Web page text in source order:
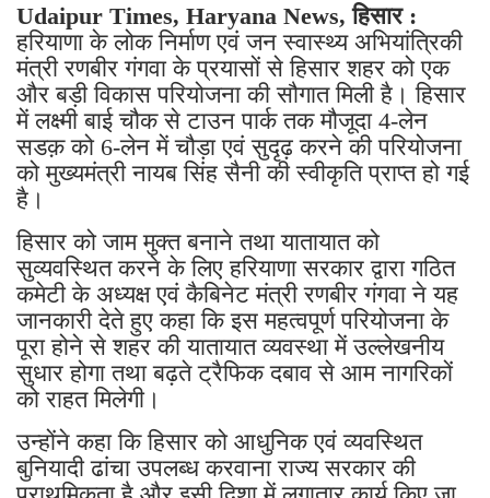
Udaipur Times, Haryana News, हिसार :
हरियाणा के लोक निर्माण एवं जन स्वास्थ्य अभियांत्रिकी
मंत्री रणबीर गंगवा के प्रयासों से हिसार शहर को एक
और बड़ी विकास परियोजना की सौगात मिली है। हिसार
में लक्ष्मी बाई चौक से टाउन पार्क तक मौजूदा 4-लेन
सडक़ को 6-लेन में चौड़ा एवं सुदृढ़ करने की परियोजना
को मुख्यमंत्री नायब सिंह सैनी की स्वीकृति प्राप्त हो गई
है।
हिसार को जाम मुक्त बनाने तथा यातायात को
सुव्यवस्थित करने के लिए हरियाणा सरकार द्वारा गठित
कमेटी के अध्यक्ष एवं कैबिनेट मंत्री रणबीर गंगवा ने यह
जानकारी देते हुए कहा कि इस महत्वपूर्ण परियोजना के
पूरा होने से शहर की यातायात व्यवस्था में उल्लेखनीय
सुधार होगा तथा बढ़ते ट्रैफिक दबाव से आम नागरिकों
को राहत मिलेगी।
उन्होंने कहा कि हिसार को आधुनिक एवं व्यवस्थित
बुनियादी ढांचा उपलब्ध करवाना राज्य सरकार की